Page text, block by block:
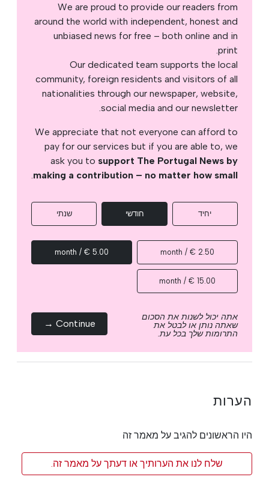
We are proud to provide our readers from
around the world with independent, honest and
unbiased news for free – both online and in
print.
Our dedicated team supports the local
community, foreign residents and visitors of all
nationalities through our newspaper, website,
social media and our newsletter.
We appreciate that not everyone can afford to
pay for our services but if you are able to, we
ask you to support The Portugal News by
making a contribution – no matter how small
.
יחיד חודשי שנתי
2.50 € / month
5.00 € / month
15.00 € / month
אתה יכול לשנות את הסכום
שאתה נותן או לבטל את
התרומות שלך בכל עת.
Continue →
הערות
היו הראשונים להגיב על מאמר זה
שלח לנו את הערותיך או דעתך על מאמר זה.